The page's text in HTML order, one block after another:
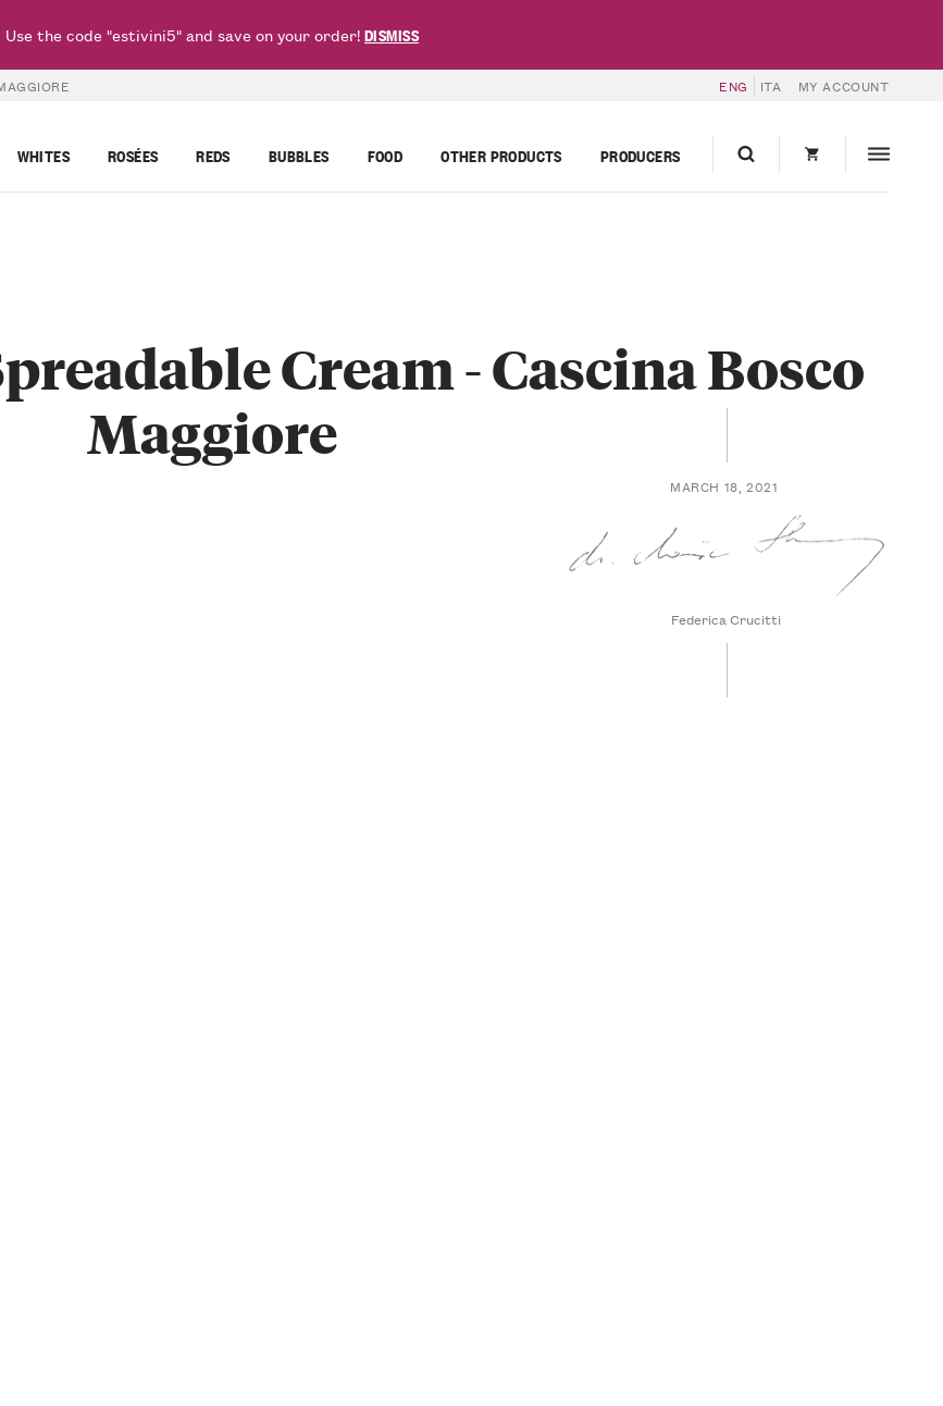
ENG ITA MY ACCOUNT
WHITES ROSÉES REDS BUBBLES FOOD OTHER PRODUCTS PRODUCERS
Cream - Cascina Bosco
Maggiore
MARCH 18, 2021
Federica Crucitti
Use the code "estivini5" and save on your order!DISMISS